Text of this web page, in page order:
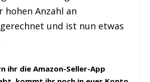
Anzahl an
und ist nun etwas
ihr die Amazon-Seller-App